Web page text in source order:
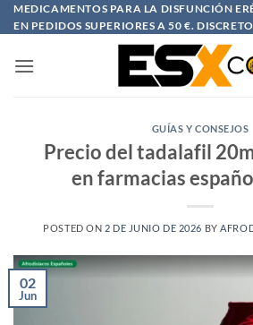
Saltar
al
MEDICAMENTOS PARA LA DISFUNCIÓN
EN PEDIDOS SUPERIORES A 50 €.
GUÍAS Y CONSEJOS
Precio del tadalafil
en farmacias
POSTED ON 2 DE JUNIO DE 2026 BY
02
Jun